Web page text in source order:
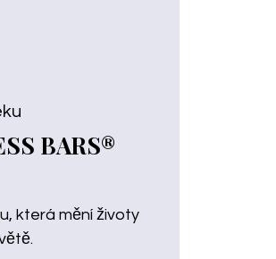
BARS®
která mění životy